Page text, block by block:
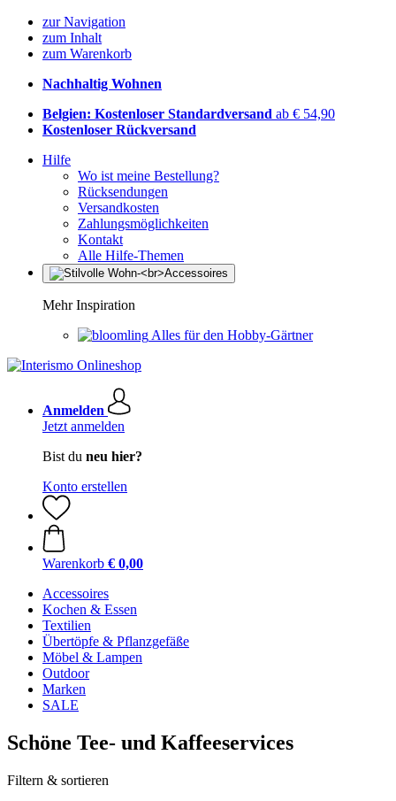
zur Navigation
zum Inhalt
zum Warenkorb
Nachhaltig Wohnen
Belgien: Kostenloser Standardversand ab € 54,90
Kostenloser Rückversand
Hilfe
Wo ist meine Bestellung?
Rücksendungen
Versandkosten
Zahlungsmöglichkeiten
Kontakt
Alle Hilfe-Themen
Mehr Inspiration
Alles für den Hobby-Gärtner
Anmelden
Jetzt anmelden
Bist du neu hier?
Konto erstellen
Warenkorb € 0,00
Accessoires
Kochen & Essen
Textilien
Übertöpfe & Pflanzgefäße
Möbel & Lampen
Outdoor
Marken
SALE
Schöne Tee- und Kaffeeservices
Filtern & sortieren